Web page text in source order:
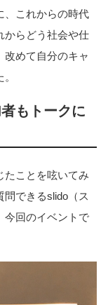
、これからの時代
からどう社会や仕
改めて自分のキャ
もトークに
たことを呟いてみ
できるslido（ス
今回のイベントで